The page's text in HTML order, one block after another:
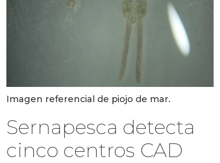
Imagen referencial de piojo de mar.
Sernapesca detecta
cinco centros CAD